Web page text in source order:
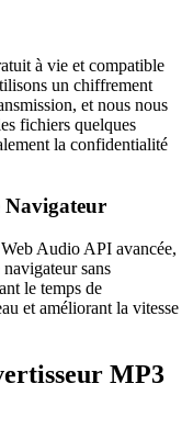
à vie et compatible
un chiffrement
et nous nous
fichiers quelques
la confidentialité
Navigateur
Audio API avancée,
sans
le temps de
et améliorant la vitesse
MP3